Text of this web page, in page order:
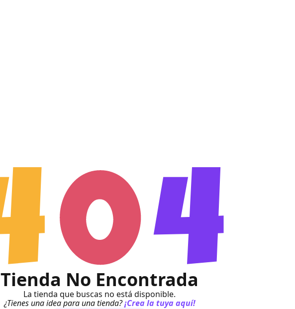
Tienda No Encontrada
La tienda que buscas no está disponible.
¿Tienes una idea para una tienda? ¡Crea la tuya aquí!